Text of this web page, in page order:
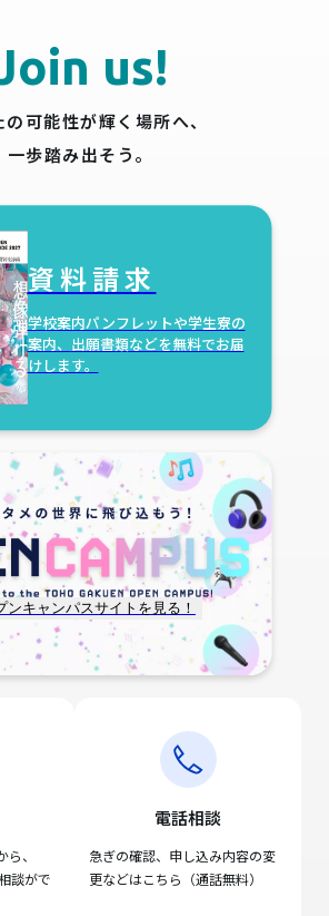
us!
の可能性が輝く場所へ、
一歩踏み出そう。
資料請求
学校案内パンフレットや学生寮の
案内、 出願書類などを無料でお届
けします。
ンキャンパスサイトを見る！
、
談がで
電話相談
急ぎの確認、申し込み内容の変
更などはこちら（通話無料）